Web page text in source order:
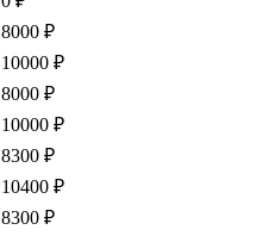
8000 ₽
10000 ₽
8000 ₽
10000 ₽
8300 ₽
10400 ₽
8300 ₽